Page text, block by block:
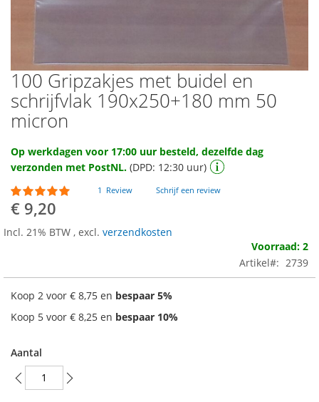
Ga
naar
het
begin
de
afbeeldingen-
100 Gripzakjes met buidel en
schrijfvlak 190x250+180 mm 50
micron
Op werkdagen voor 17:00 uur besteld, dezelfde dag
verzonden met PostNL. (DPD: 12:30 uur)
Waardering:
100
% of100
1 Review Schrijf een review
€ 9,20
Incl. 21% BTW , excl. verzendkosten
Voorraad: 2
Artikel
2739
Koop 2 voor € 8,75 en bespaar 5%
Koop 5 voor € 8,25 en bespaar 10%
Aantal